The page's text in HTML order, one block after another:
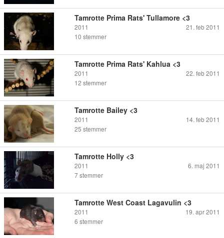
Tamrotte Prima Rats' Tullamore <3
2011
21. feb 2011
10 stemmer
Tamrotte Prima Rats' Kahlua <3
2011
22. feb 2011
12 stemmer
Tamrotte Bailey <3
2011
14. feb 2011
25 stemmer
Tamrotte Holly <3
2011
6. maj 2011
7 stemmer
Tamrotte West Coast Lagavulin <3
2011
19. apr 2011
6 stemmer